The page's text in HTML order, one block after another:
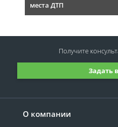
места ДТП
О компании
Задать
Получите